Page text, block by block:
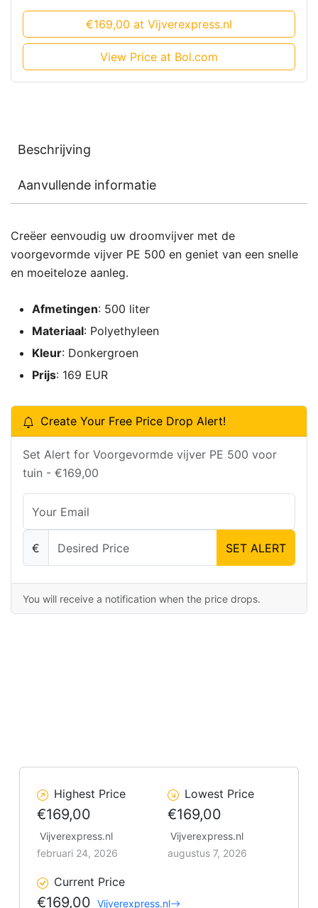
€169,00 at Vijverexpress.nl
View Price at Bol.com
Beschrijving
Aanvullende informatie
Creëer eenvoudig uw droomvijver met de
voorgevormde vijver PE 500 en geniet van een snelle
en moeiteloze aanleg.
Afmetingen: 500 liter
Materiaal: Polyethyleen
Kleur: Donkergroen
Prijs: 169 EUR
Create Your Free Price Drop Alert!
Set Alert for Voorgevormde vijver PE 500 voor
tuin - €169,00
€ SET ALERT
You will receive a notification when the price drops.
Highest Price
€169,00
Vijverexpress.nl
februari 24, 2026
Lowest Price
€169,00
Vijverexpress.nl
augustus 7, 2026
Current Price
€169,00 Vijverexpress.nl